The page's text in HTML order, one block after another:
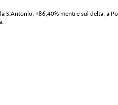
S.Antonio, +86,40% mentre sul delta, a